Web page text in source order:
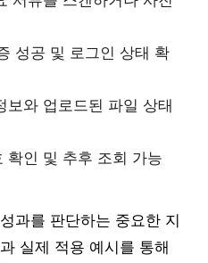
성공 및 로그인 상태 확
보와 업로드된 파일 상태
확인 및 추후 조회 가능
과를 판단하는 중요한 지
실제 적용 예시를 통해